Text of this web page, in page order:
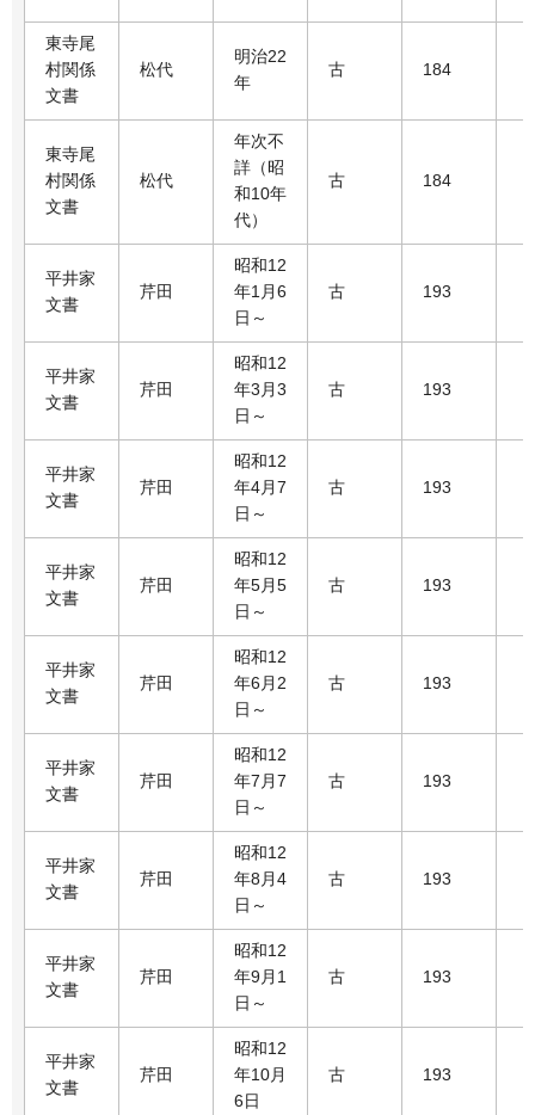
東寺尾
村関係
文書
松代
明治22
年
古 184
東寺尾
村関係
文書
松代
年次不
詳（昭
和10年
代）
古 184
平井家
文書
芹田
昭和12
年1月6
日～
古 193
平井家
文書
芹田
昭和12
年3月3
日～
古 193
平井家
文書
芹田
昭和12
年4月7
日～
古 193
平井家
文書
芹田
昭和12
年5月5
日～
古 193
平井家
文書
芹田
昭和12
年6月2
日～
古 193
平井家
文書
芹田
昭和12
年7月7
日～
古 193
平井家
文書
芹田
昭和12
年8月4
日～
古 193
平井家
文書
芹田
昭和12
年9月1
日～
古 193
平井家
文書
芹田
昭和12
年10月
6日
古 193